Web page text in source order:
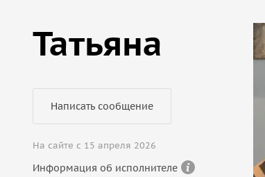
Татьяна
Написать сообщение
На сайте с 15 апреля 2026
Информация об исполнителе